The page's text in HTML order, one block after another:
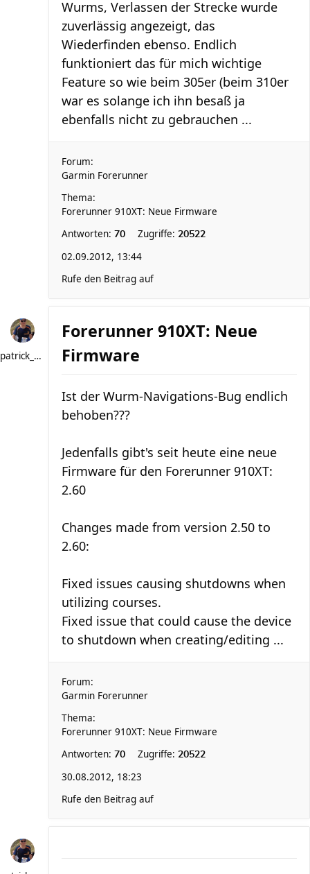
Wurms, Verlassen der Strecke wurde
zuverlässig angezeigt, das
Wiederfinden ebenso. Endlich
funktioniert das für mich wichtige
Feature so wie beim 305er (beim 310er
war es solange ich ihn besaß ja
ebenfalls nicht zu gebrauchen ...
Forum:
Garmin Forerunner
Thema:
Forerunner 910XT: Neue Firmware
Antworten: 70 Zugriffe: 20522
02.09.2012, 13:44
Rufe den Beitrag auf
patrick_schere
Forerunner 910XT: Neue
Firmware
Ist der Wurm-Navigations-Bug endlich
behoben???
Jedenfalls gibt's seit heute eine neue
Firmware für den Forerunner 910XT:
2.60
Changes made from version 2.50 to
2.60:
Fixed issues causing shutdowns when
utilizing courses.
Fixed issue that could cause the device
to shutdown when creating/editing ...
Forum:
Garmin Forerunner
Thema:
Forerunner 910XT: Neue Firmware
Antworten: 70 Zugriffe: 20522
30.08.2012, 18:23
Rufe den Beitrag auf